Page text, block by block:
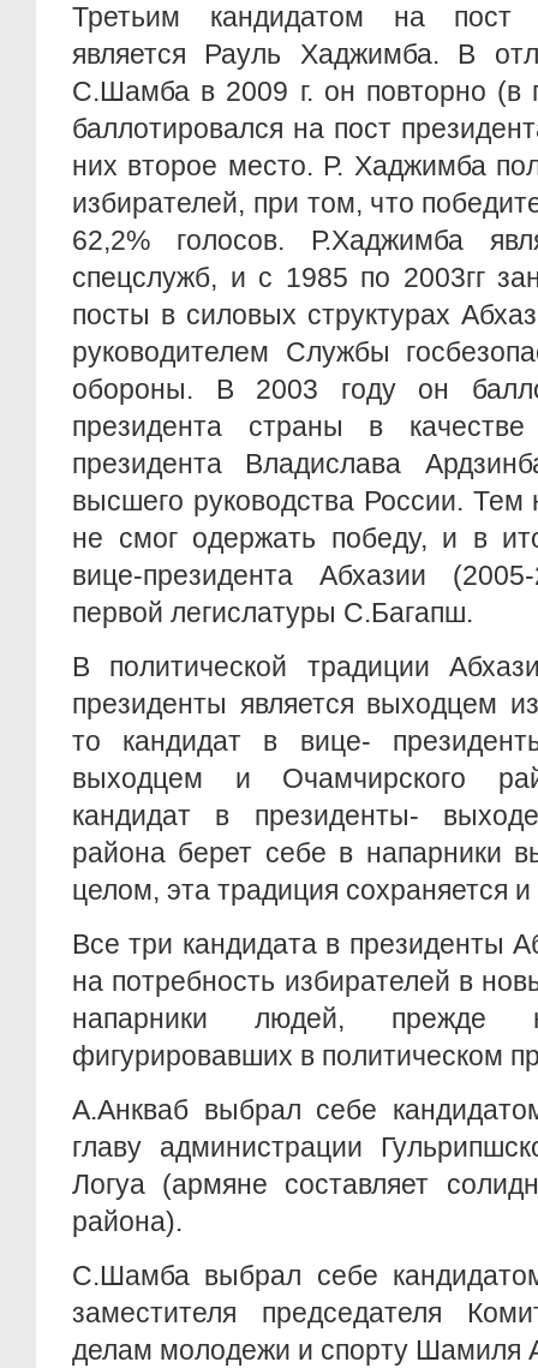
Третьим кандидатом на пост
является Рауль Хаджимба. В
С.Шамба в 2009 г. он повторно (в
баллотировался на пост
них второе место. Р. Хаджимба
избирателей, при том, что
62,2% голосов. Р.Хаджимба
спецслужб, и с 1985 по 2003гг
посты в силовых структурах
руководителем Службы
обороны. В 2003 году он
президента страны в
президента Владислава
высшего руководства России.
не смог одержать победу, и в
вице-президента Абхазии
первой легислатуры С.Багапш.
В политической традиции
президенты является выходцем
то кандидат в вице-
выходцем и Очамчирского
кандидат в президенты-
района берет себе в напарники
целом, эта традиция сохраняется
Все три кандидата в президенты
на потребность избирателей в
напарники людей, прежде
фигурировавших в политическом
А.Анкваб выбрал себе
главу администрации
Логуа (армяне составляет
района).
С.Шамба выбрал себе
заместителя председателя
делам молодежи и спорту Шамиля